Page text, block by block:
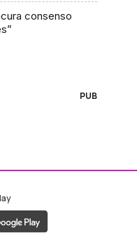
consenso
PUB